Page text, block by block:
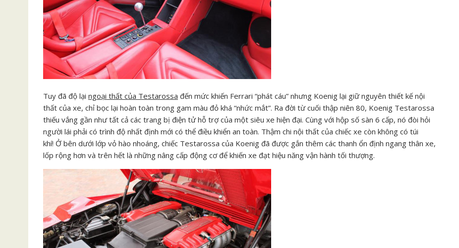
Tuy đã độ lại ngoại thất của Testarossa đến mức khiến Ferrari “phát cáu” nhưng Koenig lại giữ nguyên thiết kế nội
thất của xe, chỉ bọc lại hoàn toàn trong gam màu đỏ khá “nhức mắt”. Ra đời từ cuối thập niên 80, Koenig Testarossa
thiếu vắng gần như tất cả các trang bị điện tử hỗ trợ của một siêu xe hiện đại. Cùng với hộp số sàn 6 cấp, nó đòi hỏi
người lái phải có trình độ nhất định mới có thể điều khiển an toàn. Thậm chi nội thất của chiếc xe còn không có túi
khí! Ở bên dưới lớp vỏ hào nhoáng, chiếc Testarossa của Koenig đã được gắn thêm các thanh ổn định ngang thân xe,
lốp rộng hơn và trên hết là những nâng cấp động cơ để khiến xe đạt hiệu năng vận hành tối thượng.